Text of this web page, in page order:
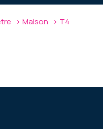
Maison T4